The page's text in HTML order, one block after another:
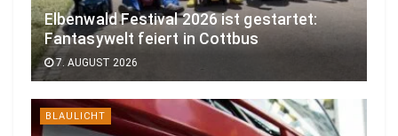
Elbenwald Festival 2026 ist gestartet:
Fantasywelt feiert in Cottbus
7. AUGUST 2026
BLAULICHT